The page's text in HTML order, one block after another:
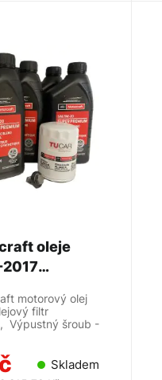
oleje
MOTORCRAFT
motorový olej
filtr
Výpustný šroub -
Skladem